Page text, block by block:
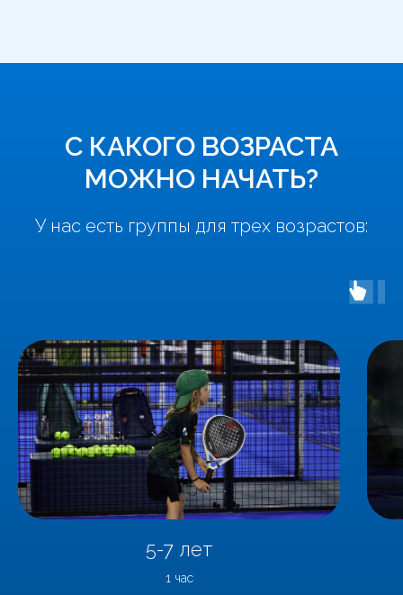
С КАКОГО ВОЗРАСТА
МОЖНО НАЧАТЬ?
У нас есть группы для трех возрастов:
5-7 лет
1 час